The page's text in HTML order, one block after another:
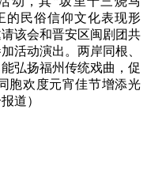
的民俗信仰文化表现形
该会和晋安区闽剧团共
活动演出。两岸同根、
弘扬福州传统戏曲，促
胞欢度元宵佳节增添光
道）